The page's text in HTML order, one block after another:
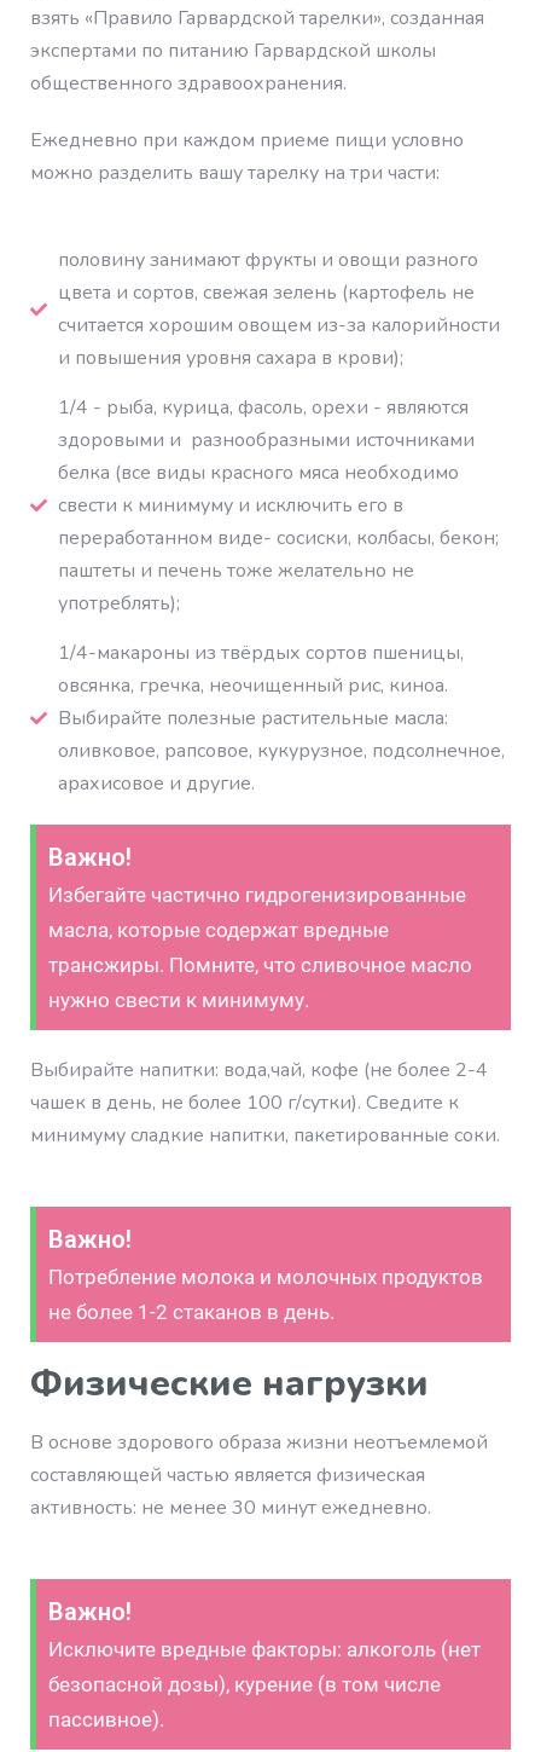
взять «Правило Гарвардской тарелки», созданная
экспертами по питанию Гарвардской школы
общественного здравоохранения.
Ежедневно при каждом приеме пищи условно
можно разделить вашу тарелку на три части:
половину занимают фрукты и овощи разного
цвета и сортов, свежая зелень (картофель не
считается хорошим овощем из-за калорийности
и повышения уровня сахара в крови);
1/4 - рыба, курица, фасоль, орехи - являются
здоровыми и разнообразными источниками
белка (все виды красного мяса необходимо
свести к минимуму и исключить его в
переработанном виде- сосиски, колбасы, бекон;
паштеты и печень тоже желательно не
употреблять);
1/4-макароны из твёрдых сортов пшеницы,
овсянка, гречка, неочищенный рис, киноа.
Выбирайте полезные растительные масла:
оливковое, рапсовое, кукурузное, подсолнечное,
арахисовое и другие.
Важно!
Избегайте частично гидрогенизированные
масла, которые содержат вредные
трансжиры. Помните, что сливочное масло
нужно свести к минимуму.
Выбирайте напитки: вода,чай, кофе (не более 2-4
чашек в день, не более 100 г/сутки). Сведите к
минимуму сладкие напитки, пакетированные соки.
Важно!
Потребление молока и молочных продуктов
не более 1-2 стаканов в день.
Физические нагрузки
В основе здорового образа жизни неотъемлемой
составляющей частью является физическая
активность: не менее 30 минут ежедневно.
Важно!
Исключите вредные факторы: алкоголь (нет
безопасной дозы), курение (в том числе
пассивное).